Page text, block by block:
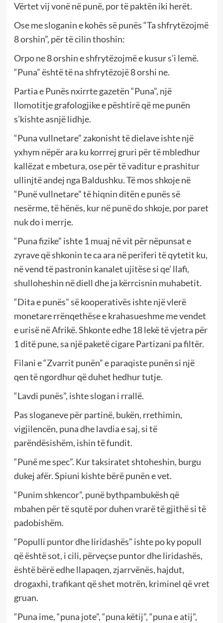
Vërtet vij vonë në punë, por të paktën iki herët.
Ose me sloganin e kohës së punës “Ta shfrytëzojmë
8 orshin”, për të cilin thoshin:
Orpo ne 8 orshin e shfrytëzojmë e kusur s’i lemë.
“Puna” është të na shfrytëzojë 8 orshi ne.
Partia e Punës nxirrte gazetën “Puna”, një
llomotitje grafologjike e pështirë që me punën
s’kishte asnjë lidhje.
“Puna vullnetare” zakonisht të dielave ishte një
yxhym nëpër ara ku korrrej gruri për të mbledhur
kallëzat e mbetura, ose për të vaditur e prashitur
ullinjtë andej nga Baldushku. Të mos shkoje në
“Punë vullnetare” të hiqnin ditën e punës së
nesërme, të hënës, kur në punë do shkoje, por paret
nuk do i merrje.
“Puna fizike” ishte 1 muaj në vit për nëpunsat e
zyrave që shkonin te ca ara në periferi të qytetit ku,
në vend të pastronin kanalet ujitëse si qe’ llafi,
shulloheshin në diell dhe ja kërrcisnin muhabetit.
“Dita e punës” së kooperativës ishte një vlerë
monetare rrënqethëse e krahasueshme me vendet
e urisë në Afrikë. Shkonte edhe 18 lekë të vjetra për
1 ditë pune, sa një paketë cigare Partizani pa filtër.
Filani e “Zvarrit punën” e paraqiste punën si një
qen të ngordhur që duhet hedhur tutje.
“Lavdi punës”, ishte slogan i rrallë.
Pas sloganeve për partinë, bukën, rrethimin,
vigjilencën, puna dhe lavdia e saj, si të
parëndësishëm, ishin të fundit.
“Punë me spec”. Kur taksiratet shtoheshin, burgu
dukej afër. Spiuni kishte bërë punën e vet.
“Punim shkencor”, punë bythpambukësh që
mbahen për të squtë por duhen vrarë të gjithë si të
padobishëm.
“Populli puntor dhe liridashës” ishte po ky popull
që është sot, i cili, përveçse puntor dhe liridashës,
është bërë edhe llapaqen, zjarrvënës, hajdut,
drogaxhi, trafikant që shet motrën, kriminel që vret
gruan.
“Puna ime, “puna jote”, “puna këtij”, “puna e atij”,